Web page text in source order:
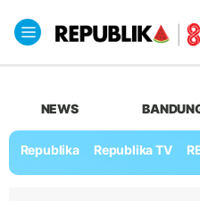
NEWS
Republika Republika TV